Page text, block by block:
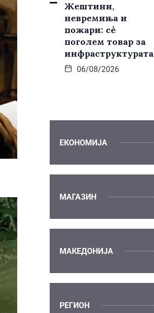
Жештини,
невремиња и
пожари: сè
поголем товар за
инфраструктурата
06/08/2026
ЕКОНОМИЈА
МАГАЗИН
МАКЕДОНИЈА
РЕГИОН